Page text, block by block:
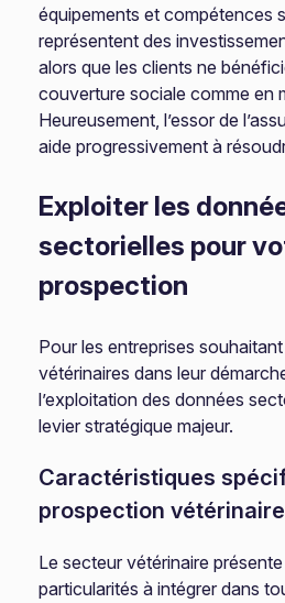
équipements et compétences
représentent des
alors que les clients ne
couverture sociale comme en
Heureusement, l’essor de
aide progressivement à
Exploiter les
sectorielles pour
prospection
Pour les entreprises
vétérinaires dans leur
l’exploitation des données
levier stratégique majeur.
Caractéristiques
prospection vétérinaire
Le secteur vétérinaire
particularités à intégrer dans